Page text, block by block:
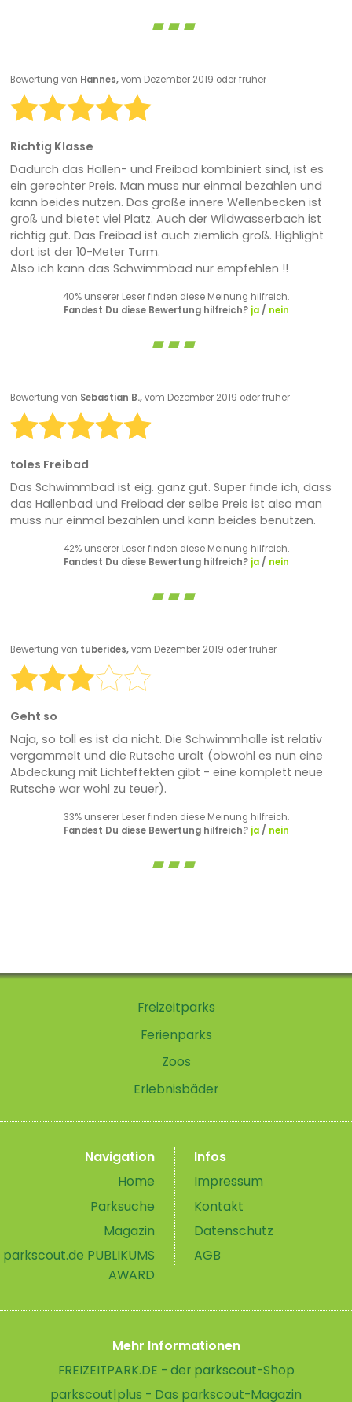
Bewertung von Hannes,vom Dezember 2019 oder früher
Richtig Klasse
Dadurch das Hallen- und Freibad kombiniert sind, ist es
ein gerechter Preis. Man muss nur einmal bezahlen und
kann beides nutzen. Das große innere Wellenbecken ist
groß und bietet viel Platz. Auch der Wildwasserbach ist
richtig gut. Das Freibad ist auch ziemlich groß. Highlight
dort ist der 10-Meter Turm.
Also ich kann das Schwimmbad nur empfehlen !!
40% unserer Leser finden diese Meinung hilfreich.
Fandest Du diese Bewertung hilfreich? ja/ nein
Bewertung von Sebastian B.,vom Dezember 2019 oder früher
toles Freibad
Das Schwimmbad ist eig. ganz gut. Super finde ich, dass
das Hallenbad und Freibad der selbe Preis ist also man
muss nur einmal bezahlen und kann beides benutzen.
42% unserer Leser finden diese Meinung hilfreich.
Fandest Du diese Bewertung hilfreich? ja/ nein
Bewertung von tuberides,vom Dezember 2019 oder früher
Geht so
Naja, so toll es ist da nicht. Die Schwimmhalle ist relativ
vergammelt und die Rutsche uralt (obwohl es nun eine
Abdeckung mit Lichteffekten gibt - eine komplett neue
Rutsche war wohl zu teuer).
33% unserer Leser finden diese Meinung hilfreich.
Fandest Du diese Bewertung hilfreich? ja/ nein
Freizeitparks
Ferienparks
Zoos
Erlebnisbäder
Navigation
Home
Parksuche
Magazin
parkscout.de PUBLIKUMS
AWARD
Infos
Impressum
Kontakt
Datenschutz
AGB
Mehr Informationen
FREIZEITPARK.DE - der parkscout-Shop
parkscout|plus - Das parkscout-Magazin